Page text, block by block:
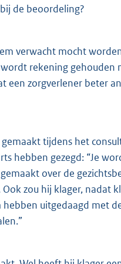
de beoordeling?
verwacht mocht
rekening gehouden
een zorgverlener beter
tijdens het
hebben gezegd: “Je
over de
zou hij klager, nadat
uitgedaagd met